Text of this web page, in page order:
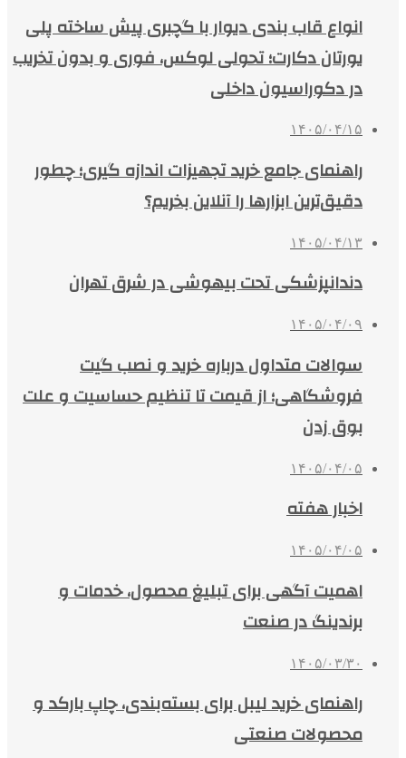
انواع قاب بندی دیوار با گچبری پیش ساخته پلی
یورتان دکارت؛ تحولی لوکس، فوری و بدون تخریب
در دکوراسیون داخلی
۱۴۰۵/۰۴/۱۵
راهنمای جامع خرید تجهیزات اندازه گیری؛ چطور
دقیق‌ترین ابزارها را آنلاین بخریم؟
۱۴۰۵/۰۴/۱۳
دندانپزشکی تحت بیهوشی در شرق تهران
۱۴۰۵/۰۴/۰۹
سوالات متداول درباره خرید و نصب گیت
فروشگاهی؛ از قیمت تا تنظیم حساسیت و علت
بوق زدن
۱۴۰۵/۰۴/۰۵
اخبار هفته
۱۴۰۵/۰۴/۰۵
اهمیت آگهی برای تبلیغ محصول، خدمات و
برندینگ در صنعت
۱۴۰۵/۰۳/۳۰
راهنمای خرید لیبل برای بسته‌بندی، چاپ بارکد و
محصولات صنعتی